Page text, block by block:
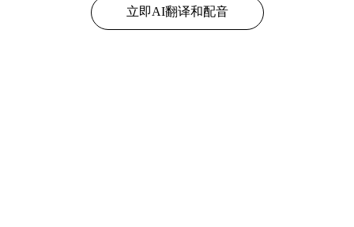
立即AI翻译和配音